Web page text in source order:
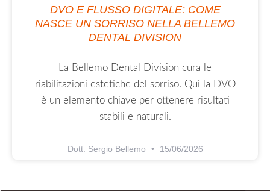
DVO E FLUSSO DIGITALE: COME
NASCE UN SORRISO NELLA BELLEMO
DENTAL DIVISION
La Bellemo Dental Division cura le
riabilitazioni estetiche del sorriso. Qui la DVO
è un elemento chiave per ottenere risultati
stabili e naturali.
Dott. Sergio Bellemo 15/06/2026